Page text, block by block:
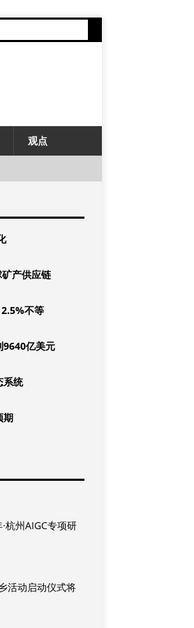
观点
产供应链
不等
9640亿美元
系统
期
杭州AIGC专项研
活动启动仪式将